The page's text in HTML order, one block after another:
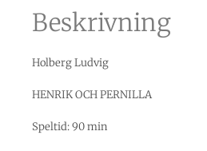
Beskrivning
Holberg Ludvig
HENRIK OCH PERNILLA
Speltid: 90 min